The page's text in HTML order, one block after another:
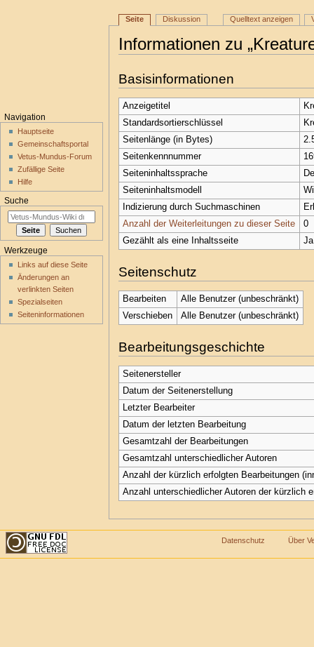
Informationen zu
Basisinformationen
Anzeigetitel
Standardsortierschlüssel
Seitenlänge (in Bytes)
Seitenkennnummer
Seiteninhaltssprache
Seiteninhaltsmodell
Indizierung durch Suchmaschinen
Anzahl der Weiterleitungen zu dieser Seite
0
Gezählt als eine Inhaltsseite
Ja
Seitenschutz
Bearbeiten
Alle Benutzer (unbeschränkt)
Verschieben
Alle Benutzer (unbeschränkt)
Bearbeitungsgeschichte
Seitenersteller
Datum der Seitenerstellung
Letzter Bearbeiter
Datum der letzten Bearbeitung
Gesamtzahl der Bearbeitungen
Gesamtzahl unterschiedlicher Autoren
Anzahl der kürzlich erfolgten Bearbeitungen
Anzahl unterschiedlicher Autoren der kürzlich
Seite Diskussion Quelltext anzeigen
Navigation
Hauptseite
Gemeinschaftsportal
Vetus-Mundus-Forum
Zufällige Seite
Hilfe
Suche
Werkzeuge
Links auf diese Seite
Änderungen an
verlinkten Seiten
Spezialseiten
Seiten­informationen
Datenschutz Über